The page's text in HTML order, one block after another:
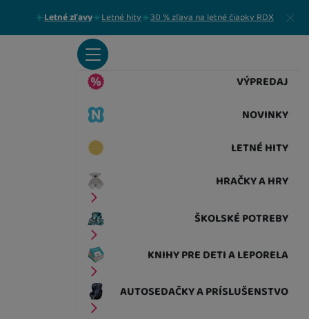
Letné zľavy Letné hity 30 % zľava na letné čiapky RDX Zavrieť
VÝPREDAJ
NOVINKY
LETNÉ HITY
HRAČKY A HRY
ŠKOLSKÉ POTREBY
KNIHY PRE DETI A LEPORELA
AUTOSEDAČKY A PRÍSLUŠENSTVO